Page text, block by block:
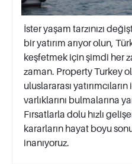
İster yaşam tarzınızı
bir yatırım arıyor olun,
keşfetmek için şimdi her
zaman. Property Turkey
uluslararası
varlıklarını bulmalarına
Fırsatlarla dolu hızlı
kararların hayat boyu
inanıyoruz.